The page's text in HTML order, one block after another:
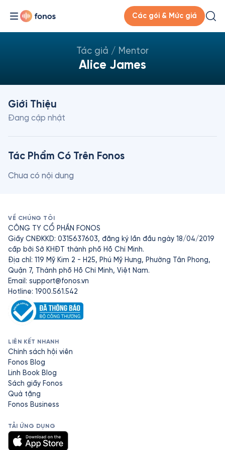
Các gói & Mức giá
Tác giả / Mentor
Alice James
Giới Thiệu
Đang cập nhật
Tác Phẩm Có Trên Fonos
Chưa có nội dung
VỀ CHÚNG TÔI
CÔNG TY CỔ PHẦN FONOS
Giấy CNĐKKD: 0315637603, đăng ký lần đầu ngày 18/04/2019
cấp bởi Sở KHĐT thành phố Hồ Chí Minh.
Địa chỉ: 119 Mỹ Kim 2 - H25, Phú Mỹ Hưng, Phường Tân Phong,
Quận 7, Thành phố Hồ Chí Minh, Việt Nam.
Email: support@fonos.vn
Hotline: 1900.561.542
LIÊN KẾT NHANH
Chính sách hội viên
Fonos Blog
Linh Book Blog
Sách giấy Fonos
Quà tặng
Fonos Business
TẢI ỨNG DỤNG